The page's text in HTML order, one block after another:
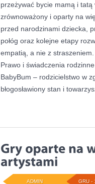
przeżywać bycie mamą i tatą
zrównoważony i oparty na
przed narodzinami dziecka,
połóg oraz kolejne etapy
empatią, a nie z
Prawo i świadczenia
BabyBum – rodzicielstwo w
błogosławiony stan i
GRU -
ADMIN